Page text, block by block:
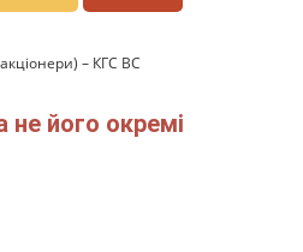
– КГС ВС
не його окремі